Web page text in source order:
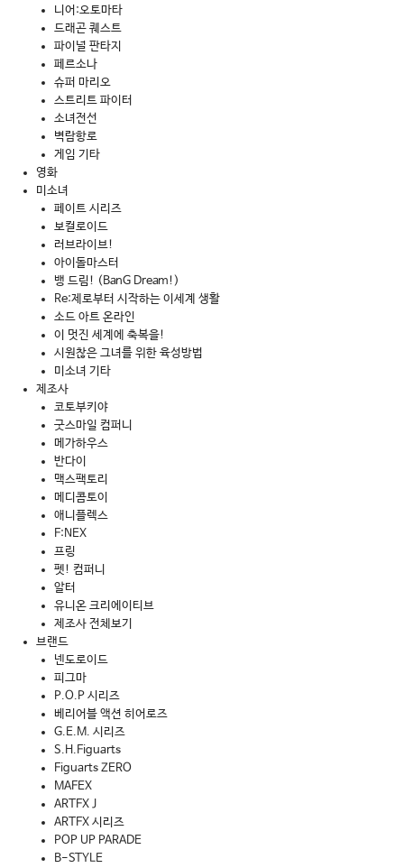
니어:오토마타
드래곤 퀘스트
파이널 판타지
페르소나
슈퍼 마리오
스트리트 파이터
소녀전선
벽람항로
게임 기타
영화
미소녀
페이트 시리즈
보컬로이드
러브라이브!
아이돌마스터
뱅 드림! (BanG Dream!)
Re:제로부터 시작하는 이세계 생활
소드 아트 온라인
이 멋진 세계에 축복을!
시원찮은 그녀를 위한 육성방법
미소녀 기타
제조사
코토부키야
굿스마일 컴퍼니
메가하우스
반다이
맥스팩토리
메디콤토이
애니플렉스
F:NEX
프링
펫! 컴퍼니
알터
유니온 크리에이티브
제조사 전체보기
브랜드
넨도로이드
피그마
P.O.P 시리즈
베리어블 액션 히어로즈
G.E.M. 시리즈
S.H.Figuarts
Figuarts ZERO
MAFEX
ARTFX J
ARTFX 시리즈
POP UP PARADE
B-STYLE